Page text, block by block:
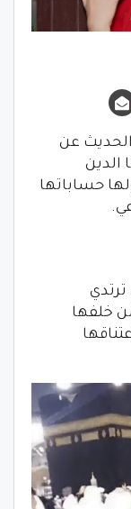
عن
الدين
حساباتها
ترتدي
خلفها